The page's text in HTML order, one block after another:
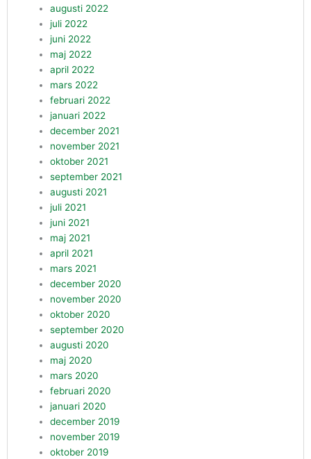
augusti 2022
juli 2022
juni 2022
maj 2022
april 2022
mars 2022
februari 2022
januari 2022
december 2021
november 2021
oktober 2021
september 2021
augusti 2021
juli 2021
juni 2021
maj 2021
april 2021
mars 2021
december 2020
november 2020
oktober 2020
september 2020
augusti 2020
maj 2020
mars 2020
februari 2020
januari 2020
december 2019
november 2019
oktober 2019